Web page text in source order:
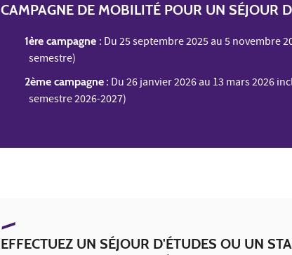
CAMPAGNE DE MOBILITÉ POUR UN SÉJOUR
1ère campagne : Du 25 septembre 2025 au 5 novembre
semestre)
2ème campagne : Du 26 janvier 2026 au 13 mars 2026
semestre 2026-2027)
EFFECTUEZ UN SÉJOUR D'ÉTUDES OU UN